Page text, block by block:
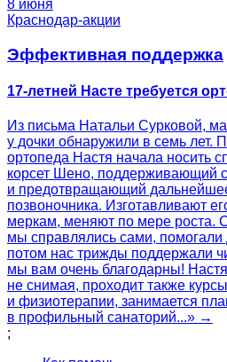
8 июня
Краснодар-акции
Эффективная поддержка
17-летней Насте требуется
Из письма Натальи Сурковой,
у дочки обнаружили в семь лет.
ортопеда Настя начала носить
корсет Шено, поддерживающий
и предотвращающий
позвоночника. Изготавливают
меркам, меняют по мере роста.
мы справлялись сами, помогали
потом нас трижды поддержали
мы вам очень благодарны! Настя
не снимая, проходит также
и физиотерапии, занимается
в профильный санаторий...» →
;